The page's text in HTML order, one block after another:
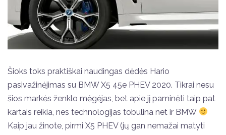
Šioks toks praktiškai naudingas dėdės Hario
pasivažinėjimas su BMW X5 45e PHEV 2020. Tikrai nesu
šios markės ženklo mėgėjas, bet apie jį paminėti taip pat
kartais reikia, nes technologijas tobulina net ir BMW
Kaip jau žinote, pirmi X5 PHEV (jų gan nemažai matyti